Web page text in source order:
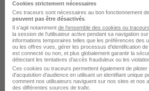
Emploi Sécurité
Emploi Toulon
Emploi Draguignan
Emploi Fréjus
Emploi Brignoles
Cookies strictement nécessaires
Ces traceurs sont nécessaires au bon fonctionnement
peuvent pas être désactivés
Il s'agit notamment de l'ensemble des cookies ou traceurs
la session de l'utilisateur active pendant sa navigation
informations temporaires telles que les préférences des
ou les offres vues, gérer les processus d'identification de
est connecté ou non, et plus globalement garantir la
détectant les tentatives d'accès frauduleux ou les
Ces cookies ou traceurs permettent également de
d'acquisition d'audience en utilisant un identifiant unique
comment nos utilisateurs naviguent sur nos sites et nos
des différentes sources de trafic.